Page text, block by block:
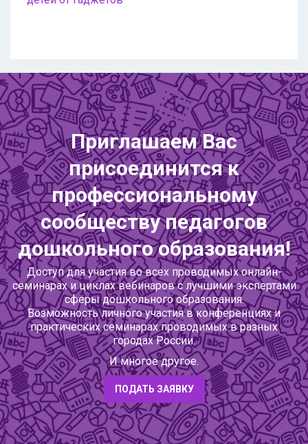
Приглашаем Вас
присоединится к
профессиональному
сообществу педагогов
дошкольного образования!
Доступ для участия во всех проводимых онлайн-
семинарах и циклах вебинаров с лучшими экспертами
сферы дошкольного образования.
Возможность личного участия в конференциях и
практических семинарах проводимых в разных
городах России.
И многое другое.
ПОДАТЬ ЗАЯВКУ